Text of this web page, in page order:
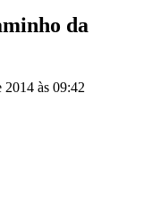
da
2014 às 09:42